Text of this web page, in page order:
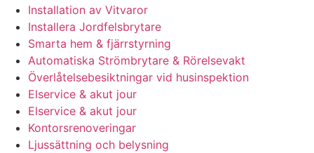
Installation av Vitvaror
Installera Jordfelsbrytare
Smarta hem & fjärrstyrning
Automatiska Strömbrytare & Rörelsevakt
Överlåtelsebesiktningar vid husinspektion
Elservice & akut jour
Elservice & akut jour
Kontorsrenoveringar
Ljussättning och belysning